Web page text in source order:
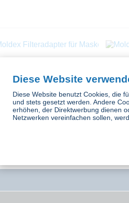
Moldex Filteradapter für
Diese Website
Diese Website benutzt Cookies, die
und stets gesetzt werden. Andere
erhöhen, der Direktwerbung dienen
Netzwerken vereinfachen sollen,